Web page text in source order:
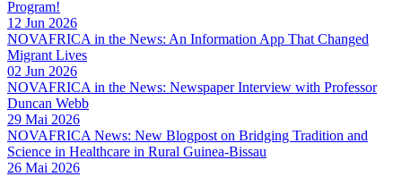
Program!
12 Jun 2026
NOVAFRICA in the News: An Information App That Changed
Migrant Lives
02 Jun 2026
NOVAFRICA in the News: Newspaper Interview with Professor
Duncan Webb
29 Mai 2026
NOVAFRICA News: New Blogpost on Bridging Tradition and
Science in Healthcare in Rural Guinea-Bissau
26 Mai 2026